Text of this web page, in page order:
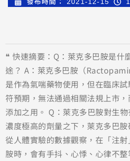
❝ 快速摘要：Q：萊克多巴胺是什
途？ A：萊克多巴胺（
是作為氣喘藥物使用，但在臨床
符預期，無法通過相關法規上市
添加之用。 Q：萊克多巴胺對生
濃度極高的劑量之下，萊克多巴
從人體實驗的數據觀察，在「注
胺時，會有手抖、心悸、心律不